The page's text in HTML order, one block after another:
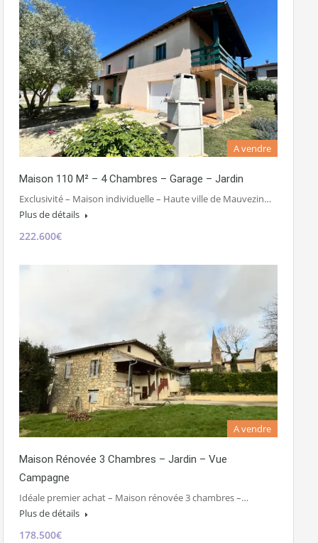
A vendre
Maison 110 M² – 4 Chambres – Garage – Jardin
Exclusivité – Maison individuelle – Haute ville de Mauvezin…
Plus de détails
222.600€
A vendre
Maison Rénovée 3 Chambres – Jardin – Vue
Campagne
Idéale premier achat – Maison rénovée 3 chambres –…
Plus de détails
178.500€